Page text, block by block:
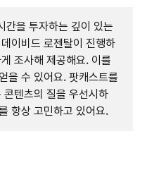
을 투자하는 깊이 있는
이비드 로젠탈이 진행하
조사해 제공해요. 이를
을 수 있어요. 팟캐스트를
텐츠의 질을 우선시하
항상 고민하고 있어요.